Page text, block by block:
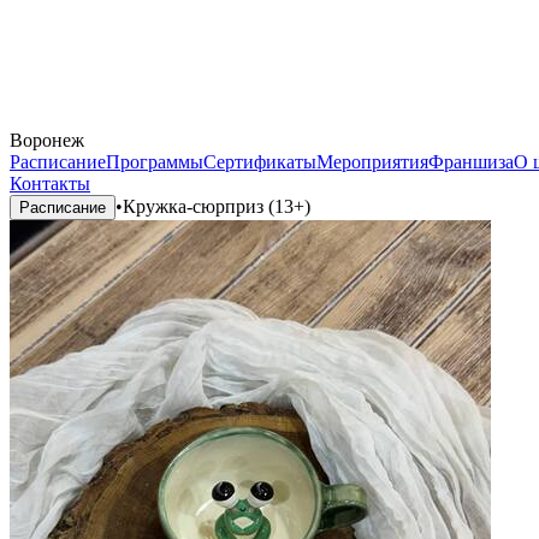
Воронеж
РасписаниеПрограммыСертификатыМероприятияФраншизаО
Контакты
Расписание •Кружка-сюрприз (13+)